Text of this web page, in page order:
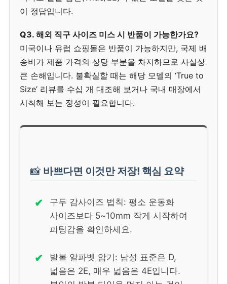
이 정답입니다.
Q3. 해외 직구 사이즈 미스 시 반품이 가능한가요?
미국이나 유럽 쇼핑몰은 반품이 가능하지만, 국제 배
송비가 제품 가격의 상당 부분을 차지하므로 사실상
큰 손해입니다. 불확실할 때는 해당 모델의 ‘True to
Size’ 리뷰를 수십 개 대조해 보거나 국내 매장에서
시착해 보는 정성이 필요합니다.
📸 바쁘다면 이것만 저장! 핵심 요약
✔
구두 감사이즈 법칙: 평소 운동화
사이즈보다 5~10mm 작게 시작하여
피팅감을 확인하세요.
✔
발볼 알파벳 암기: 남성 표준은 D,
넓음은 2E, 매우 넓음은 4E입니다.